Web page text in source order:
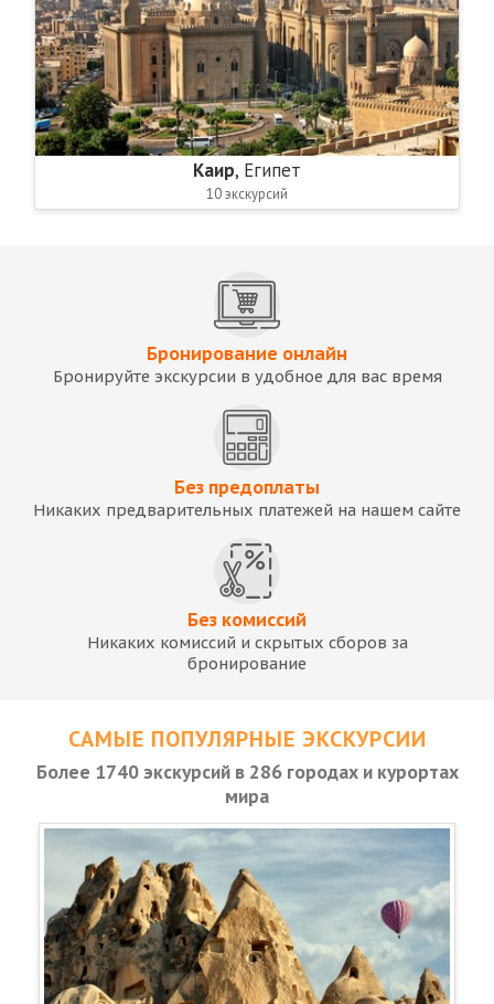
Каир, Египет
10 экскурсий
Бронирование онлайн
Бронируйте экскурсии в удобное для вас время
Без предоплаты
Никаких предварительных платежей на нашем сайте
Без комиссий
Никаких комиссий и скрытых сборов за
бронирование
САМЫЕ ПОПУЛЯРНЫЕ ЭКСКУРСИИ
Более 1740 экскурсий в 286 городах и курортах
мира